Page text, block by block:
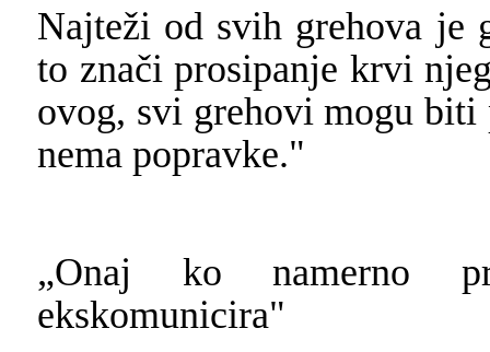
Najteži od svih grehova je
to znači prosipanje krvi
ovog, svi grehovi mogu
nema popravke."
„Onaj ko namerno
ekskomunicira"